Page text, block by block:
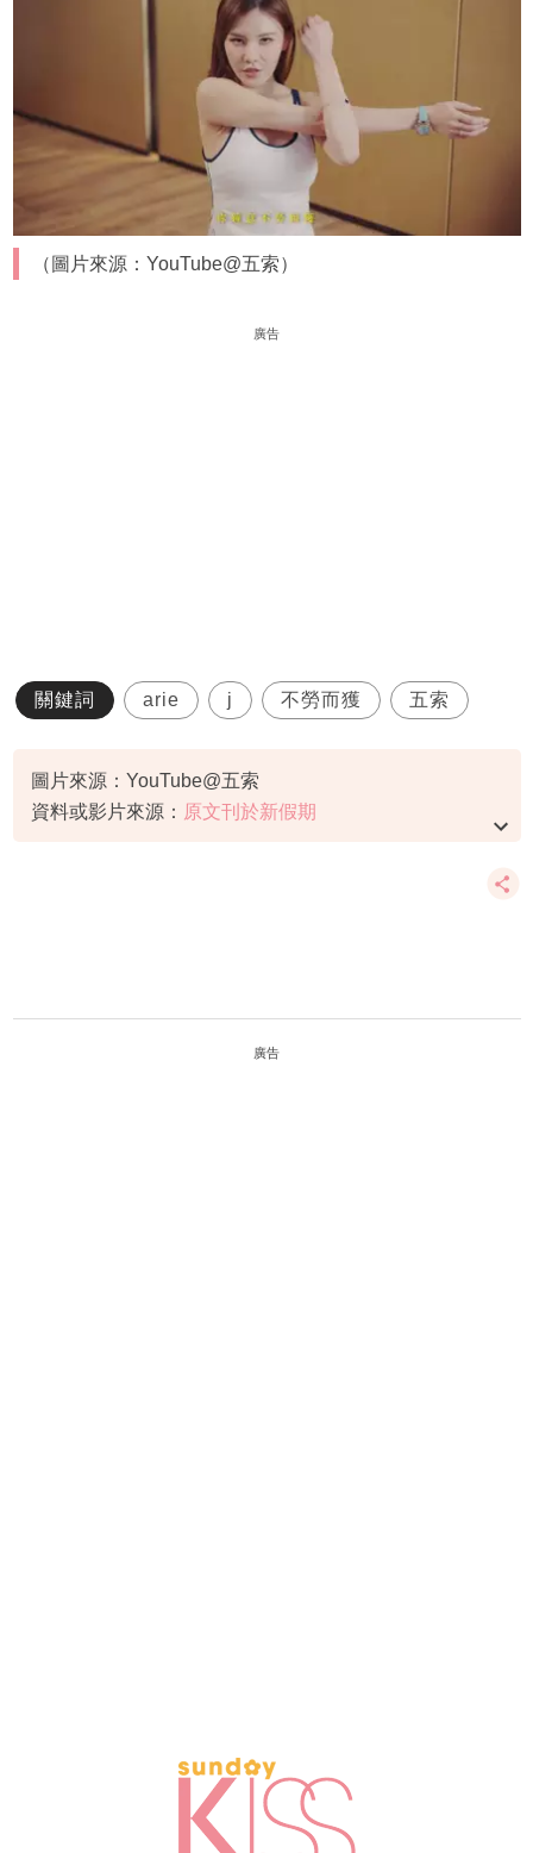
（圖片來源：YouTube@五索）
廣告
關鍵詞 arie j 不勞而獲 五索
圖片來源：YouTube@五索
資料或影片來源： 原文刊於新假期
廣告